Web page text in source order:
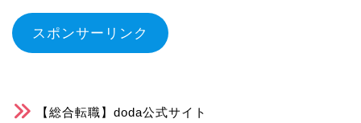
スポンサーリンク
【総合転職】doda公式サイト